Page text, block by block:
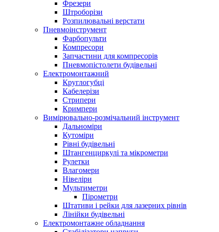
Фрезери
Штроборізи
Розпилювальні верстати
Пневмоінструмент
Фарбопульти
Компресори
Запчастини для компресорів
Пневмопістолети будівельні
Електромонтажний
Круглогубці
Кабелерізи
Стрипери
Кримпери
Вимірювально-розмічальний інструмент
Дальноміри
Кутоміри
Рівні будівельні
Штангенциркулі та мікрометри
Рулетки
Влагомери
Нівеліри
Мультиметри
Пірометри
Штативи і рейки для лазерних рівнів
Лінійки будівельні
Електромонтажне обладнання